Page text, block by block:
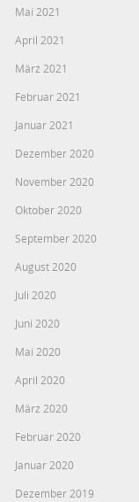
Mai 2021
April 2021
März 2021
Februar 2021
Januar 2021
Dezember 2020
November 2020
Oktober 2020
September 2020
August 2020
Juli 2020
Juni 2020
Mai 2020
April 2020
März 2020
Februar 2020
Januar 2020
Dezember 2019